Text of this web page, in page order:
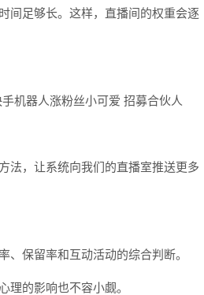
间足够长。这样，直播间的权重会逐
法，让系统向我们的直播室推送更多
保留率和互动活动的综合判断。
理的影响也不容小觑。